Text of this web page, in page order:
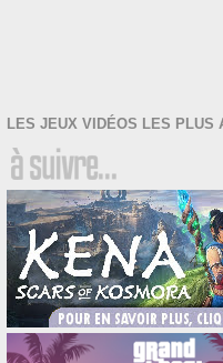
LES JEUX VIDÉOS LES PLUS